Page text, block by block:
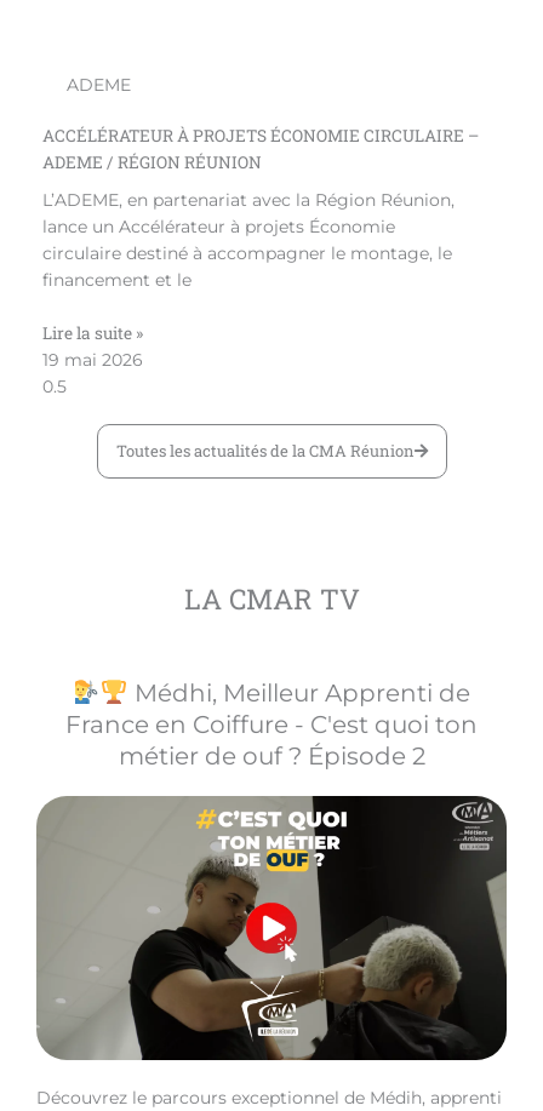
ADEME
ACCÉLÉRATEUR À PROJETS ÉCONOMIE CIRCULAIRE –
ADEME / RÉGION RÉUNION
L’ADEME, en partenariat avec la Région Réunion,
lance un Accélérateur à projets Économie
circulaire destiné à accompagner le montage, le
financement et le
Lire la suite »
19 mai 2026
Toutes les actualités de la CMA Réunion
LA CMAR TV
Médhi, Meilleur Apprenti de
France en Coiffure - C'est quoi ton
métier de ouf ? Épisode 2
Découvrez le parcours exceptionnel de Médih, apprenti